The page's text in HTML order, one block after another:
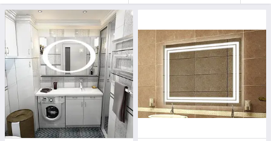
Можливо:
-виготовлення дзеркала за індивідуальними розмірами,
-встановка яскравішої стрічки 10 Вт і 10 Вт*2.
-каркас алюмінієвий
-вимикач сенсорний або інфрачервоний порт.